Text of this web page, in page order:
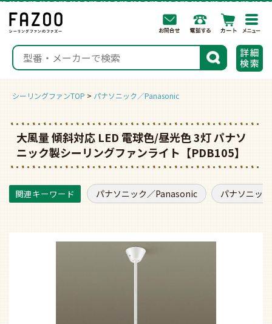
検索
シーリングファンTOP パナソニック／Panasonic
大風量 傾斜対応 LED 電球色/昼光色 3灯 パナソ
ニック製シーリングファンライト【PDB105】
パナソニック／Panasonic パナソニッ